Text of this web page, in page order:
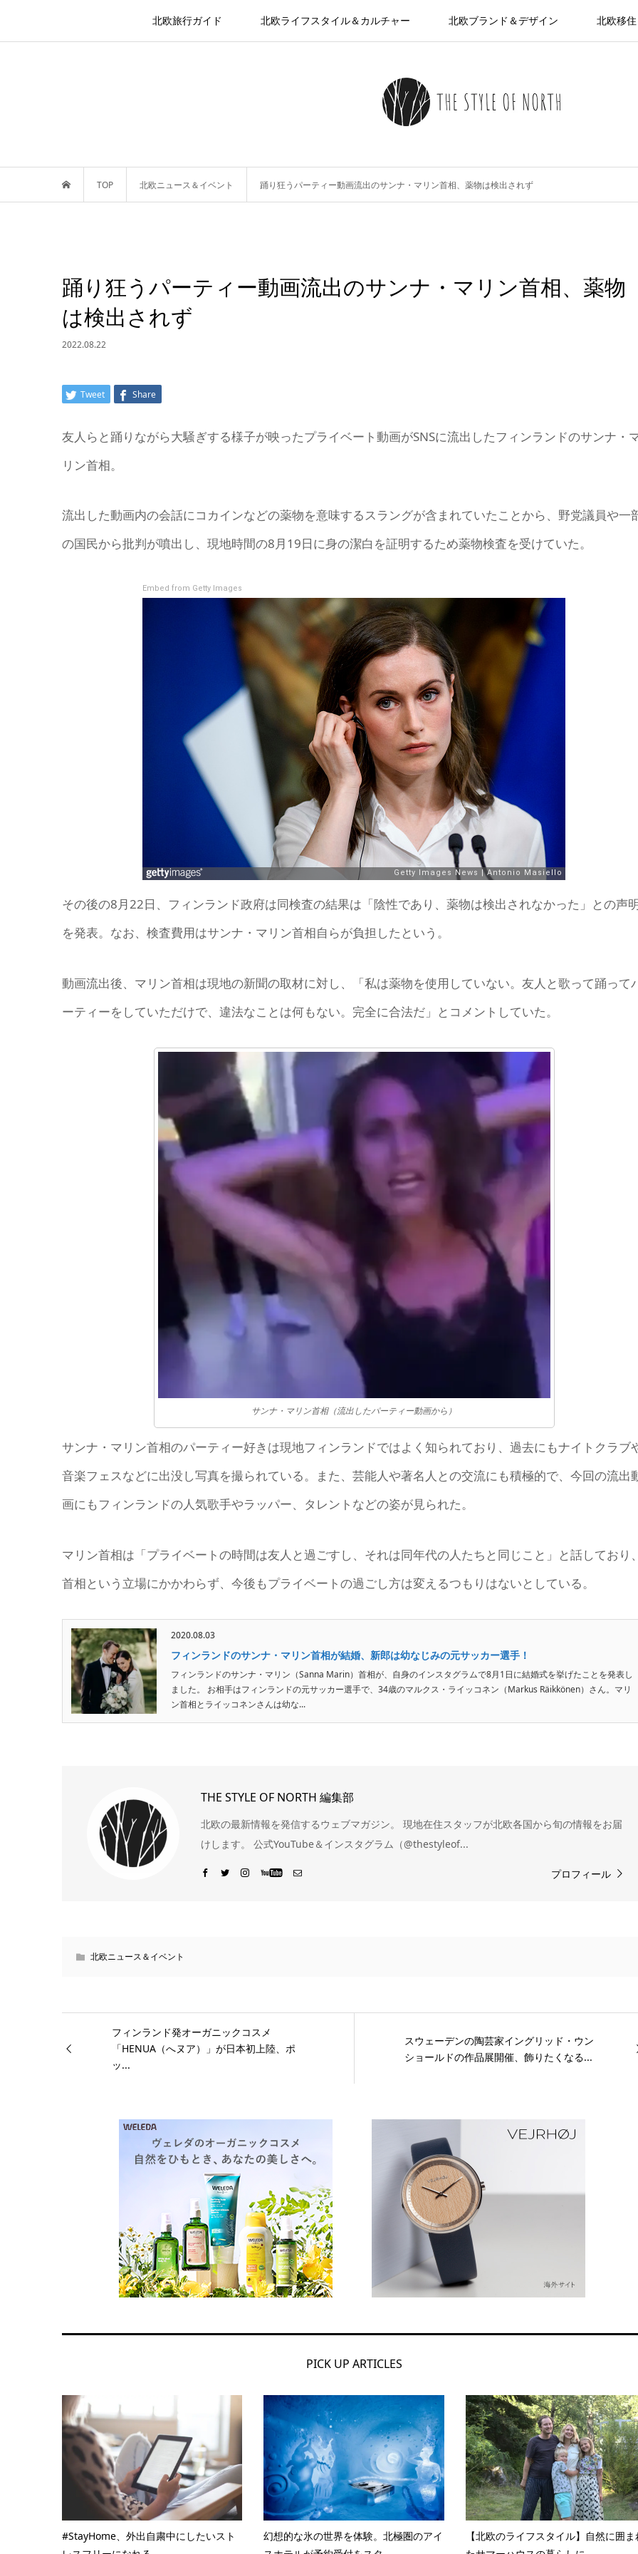
北欧旅行ガイド 北欧ライフスタイル＆カルチャー 北欧ブランド＆デザイン 北欧移
TOP 北欧ニュース＆イベント 踊り狂うパーティー動画流出のサンナ・マリン首相、薬物は検出されず
踊り狂うパーティー動画流出のサンナ・マリン首相、薬物
は検出されず
2022.08.22
Tweet Share
友人らと踊りながら大騒ぎする様子が映ったプライベート動画がSNSに流出したフィンランドのサンナ・
リン首相。
流出した動画内の会話にコカインなどの薬物を意味するスラングが含まれていたことから、野党議員や一
の国民から批判が噴出し、現地時間の8月19日に身の潔白を証明するため薬物検査を受けていた。
Embed from Getty Images
その後の8月22日、フィンランド政府は同検査の結果は「陰性であり、薬物は検出されなかった」との声
を発表。なお、検査費用はサンナ・マリン首相自らが負担したという。
動画流出後、マリン首相は現地の新聞の取材に対し、「私は薬物を使用していない。友人と歌って踊って
ーティーをしていただけで、違法なことは何もない。完全に合法だ」とコメントしていた。
サンナ・マリン首相（流出したパーティー動画から）
サンナ・マリン首相のパーティー好きは現地フィンランドではよく知られており、過去にもナイトクラブ
音楽フェスなどに出没し写真を撮られている。また、芸能人や著名人との交流にも積極的で、今回の流出
画にもフィンランドの人気歌手やラッパー、タレントなどの姿が見られた。
マリン首相は「プライベートの時間は友人と過ごすし、それは同年代の人たちと同じこと」と話しており
首相という立場にかかわらず、今後もプライベートの過ごし方は変えるつもりはないとしている。
2020.08.03
フィンランドのサンナ・マリン首相が結婚、新郎は幼なじみの元サッカー選手！
フィンランドのサンナ・マリン（Sanna Marin）首相が、自身のインスタグラムで8月1日に結婚式を挙げたことを発表し
ました。 お相手はフィンランドの元サッカー選手で、34歳のマルクス・ライッコネン（Markus Räikkönen）さん。マリ
ン首相とライッコネンさんは幼な...
THE STYLE OF NORTH 編集部
北欧の最新情報を発信するウェブマガジン。 現地在住スタッフが北欧各国から旬の情報をお届
けします。 公式YouTube＆インスタグラム（@thestyleof...
プロフィール
北欧ニュース＆イベント
フィンランド発オーガニックコスメ
「HENUA（へヌア）」が日本初上陸、ポ
ッ...
スウェーデンの陶芸家イングリッド・ウン
ショールドの作品展開催、飾りたくなる...
PICK UP ARTICLES
#StayHome、外出自粛中にしたいスト
幻想的な氷の世界を体験。北極圏のアイ
【北欧のライフスタイル】自然に囲ま